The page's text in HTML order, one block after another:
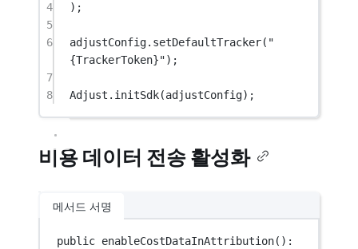
4
);
5
6
adjustConfig. setDefaultTracker( "
{TrackerToken}");
7
8
Adjust. initSdk(adjustConfig);
비용 데이터 전송 활성화
메서드 서명
public enableCostDataInAttribution